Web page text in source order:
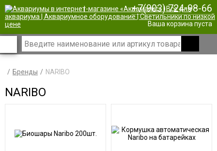
| +7(903) 724-98-66
Ваша корзина пуста
Бренды NARIBO
NARIBO